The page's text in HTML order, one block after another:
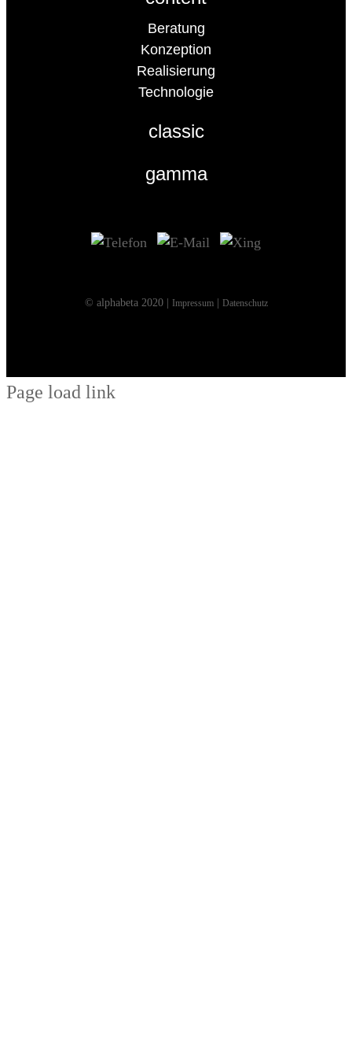
Beratung
Konzeption
Realisierung
Technologie
classic
gamma
© alphabeta 2020 | Impressum| Datenschutz
Page load link